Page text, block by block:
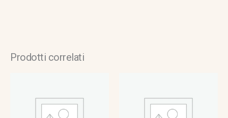
Prodotti correlati